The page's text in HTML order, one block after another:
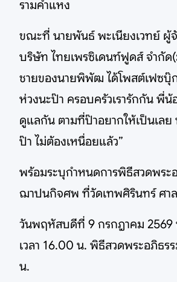
รามคำแหง
ขณะที่ นายพันธ์ พะเนียงเวทย์ ผู้
บริษัท ไทยเพรซิเดนท์ฟูดส์ จำกัด
ชายของนายพิพัฒ ได้โพสต์เฟซบุ๊ก
ห่วงนะป๊า ครอบครัวเรารักกัน พี่
ดูแลกัน ตามที่ป๊าอยากให้เป็นเล
ป๊า ไม่ต้องเหนื่อยแล้ว”
พร้อมระบุกำหนดการพิธีสวดพระ
ฌาปนกิจศพ ที่วัดเทพศิรินทร์ ศาล
วันพฤหัสบดีที่ 9 กรกฎาคม 2569
เวลา 16.00 น. พิธีสวดพระอภิธร
น.